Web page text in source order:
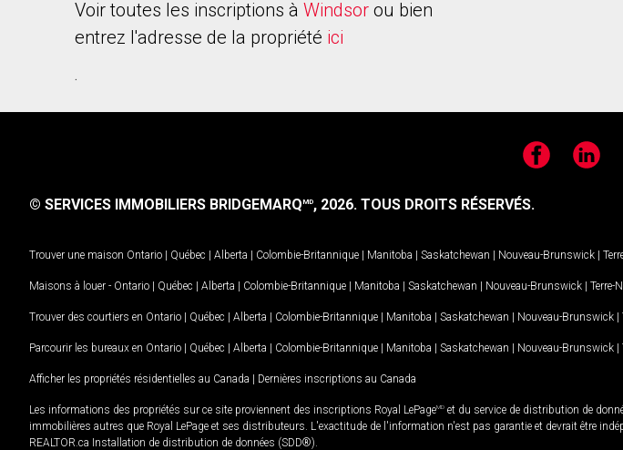
Voir toutes les inscriptions à Windsor ou bien
entrez l'adresse de la propriété ici
.
FacebookLinkedIn
© SERVICES IMMOBILIERS BRIDGEMARQMD, 2026. TOUS DROITS RÉSERVÉS.
Trouver une maison Ontario | Québec | Alberta | Colombie-Britannique | Manitoba | Saskatchewan | Nouveau-Brunswick |
Maisons à louer - Ontario | Québec | Alberta | Colombie-Britannique | Manitoba | Saskatchewan | Nouveau-Brunswick | Terre-
Trouver des courtiers en Ontario | Québec | Alberta | Colombie-Britannique | Manitoba | Saskatchewan | Nouveau-Brunswick |
Parcourir les bureaux en Ontario | Québec | Alberta | Colombie-Britannique | Manitoba | Saskatchewan | Nouveau-Brunswick |
Afficher les propriétés résidentielles au Canada | Dernières inscriptions au Canada
Les informations des propriétés sur ce site proviennent des inscriptions Royal LePageMD et du service de distribution de
immobilières autres que Royal LePage et ses distributeurs. L'exactitude de l'information n'est pas garantie et devrait être
REALTOR.ca Installation de distribution de données (SDD®).